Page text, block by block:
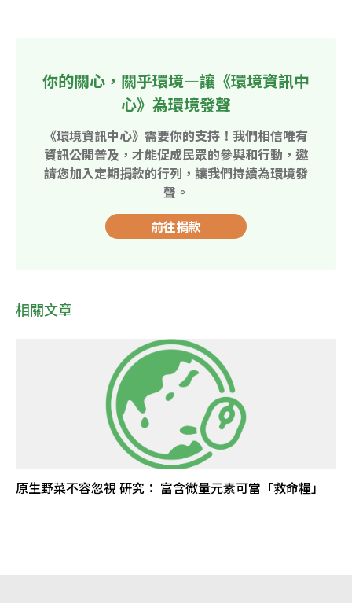
你的關心，關乎環境—讓《環境資訊中
心》為環境發聲
《環境資訊中心》需要你的支持！我們相信唯有
資訊公開普及，才能促成民眾的參與和行動，邀
請您加入定期捐款的行列，讓我們持續為環境發
聲。
前往捐款
相關文章
原生野菜不容忽視 研究： 富含微量元素可當「救命糧」